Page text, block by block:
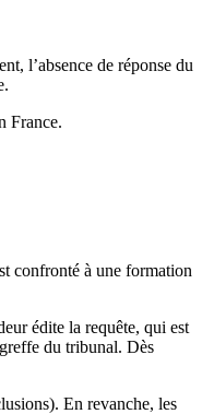
l’absence de réponse du
France.
confronté à une formation
édite la requête, qui est
du tribunal. Dès
En revanche, les